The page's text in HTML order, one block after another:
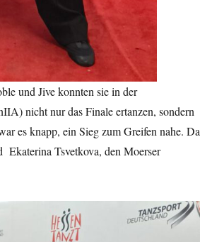
und Jive konnten sie in der
nicht nur das Finale ertanzen, sondern
es knapp, ein Sieg zum Greifen nahe. Da
Ekaterina Tsvetkova, den Moerser